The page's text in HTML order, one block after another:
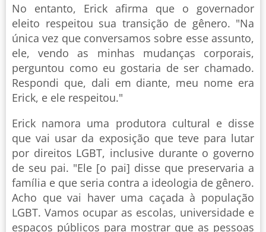
No entanto, Erick afirma que o governador
eleito respeitou sua transição de gênero. "Na
única vez que conversamos sobre esse assunto,
ele, vendo as minhas mudanças corporais,
perguntou como eu gostaria de ser chamado.
Respondi que, dali em diante, meu nome era
Erick, e ele respeitou."
Erick namora uma produtora cultural e disse
que vai usar da exposição que teve para lutar
por direitos LGBT, inclusive durante o governo
de seu pai. "Ele [o pai] disse que preservaria a
família e que seria contra a ideologia de gênero.
Acho que vai haver uma caçada à população
LGBT. Vamos ocupar as escolas, universidade e
espaços públicos para mostrar que as pessoas